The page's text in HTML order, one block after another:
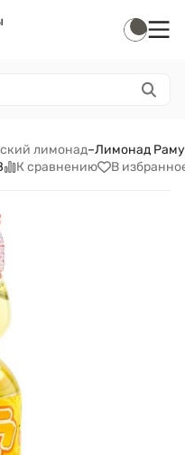
лимонад–Лимонад
К сравнению В